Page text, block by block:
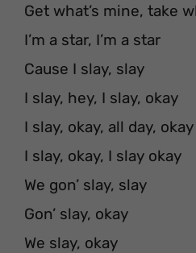
Get what’s mine, take
I’m a star, I’m a star
Cause I slay, slay
I slay, hey, I slay, okay
I slay, okay, all day, okay
I slay, okay, I slay okay
We gon’ slay, slay
Gon’ slay, okay
We slay, okay